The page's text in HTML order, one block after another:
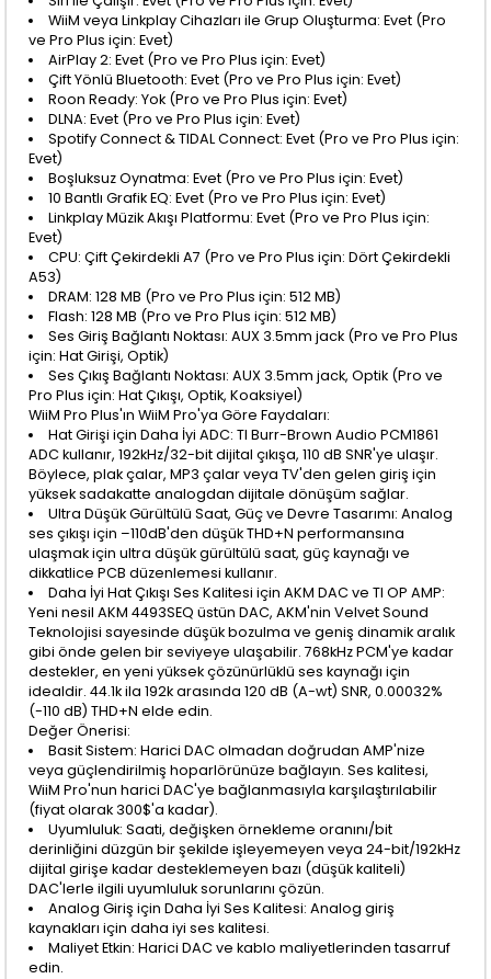
WiiM veya Linkplay Cihazları ile Grup Oluşturma: Evet (Pro
ve Pro Plus için: Evet)
AirPlay 2: Evet (Pro ve Pro Plus için: Evet)
Çift Yönlü Bluetooth: Evet (Pro ve Pro Plus için: Evet)
Roon Ready: Yok (Pro ve Pro Plus için: Evet)
DLNA: Evet (Pro ve Pro Plus için: Evet)
Spotify Connect & TIDAL Connect: Evet (Pro ve Pro Plus için:
Evet)
Boşluksuz Oynatma: Evet (Pro ve Pro Plus için: Evet)
10 Bantlı Grafik EQ: Evet (Pro ve Pro Plus için: Evet)
Linkplay Müzik Akışı Platformu: Evet (Pro ve Pro Plus için:
Evet)
CPU: Çift Çekirdekli A7 (Pro ve Pro Plus için: Dört Çekirdekli
A53)
DRAM: 128 MB (Pro ve Pro Plus için: 512 MB)
Flash: 128 MB (Pro ve Pro Plus için: 512 MB)
Ses Giriş Bağlantı Noktası: AUX 3.5mm jack (Pro ve Pro Plus
için: Hat Girişi, Optik)
Ses Çıkış Bağlantı Noktası: AUX 3.5mm jack, Optik (Pro ve
Pro Plus için: Hat Çıkışı, Optik, Koaksiyel)
WiiM Pro Plus'ın WiiM Pro'ya Göre Faydaları:
Hat Girişi için Daha İyi ADC: TI Burr-Brown Audio PCM1861
ADC kullanır, 192kHz/32-bit dijital çıkışa, 110 dB SNR'ye ulaşır.
Böylece, plak çalar, MP3 çalar veya TV'den gelen giriş için
yüksek sadakatte analogdan dijitale dönüşüm sağlar.
Ultra Düşük Gürültülü Saat, Güç ve Devre Tasarımı: Analog
ses çıkışı için –110dB'den düşük THD+N performansına
ulaşmak için ultra düşük gürültülü saat, güç kaynağı ve
dikkatlice PCB düzenlemesi kullanır.
Daha İyi Hat Çıkışı Ses Kalitesi için AKM DAC ve TI OP AMP:
Yeni nesil AKM 4493SEQ üstün DAC, AKM'nin Velvet Sound
Teknolojisi sayesinde düşük bozulma ve geniş dinamik aralık
gibi önde gelen bir seviyeye ulaşabilir. 768kHz PCM'ye kadar
destekler, en yeni yüksek çözünürlüklü ses kaynağı için
idealdir. 44.1k ila 192k arasında 120 dB (A-wt) SNR, 0.00032%
(-110 dB) THD+N elde edin.
Değer Önerisi:
Basit Sistem: Harici DAC olmadan doğrudan AMP'nize
veya güçlendirilmiş hoparlörünüze bağlayın. Ses kalitesi,
WiiM Pro'nun harici DAC'ye bağlanmasıyla karşılaştırılabilir
(fiyat olarak 300$'a kadar).
Uyumluluk: Saati, değişken örnekleme oranını/bit
derinliğini düzgün bir şekilde işleyemeyen veya 24-bit/192kHz
dijital girişe kadar desteklemeyen bazı (düşük kaliteli)
DAC'lerle ilgili uyumluluk sorunlarını çözün.
Analog Giriş için Daha İyi Ses Kalitesi: Analog giriş
kaynakları için daha iyi ses kalitesi.
Maliyet Etkin: Harici DAC ve kablo maliyetlerinden tasarruf
edin.